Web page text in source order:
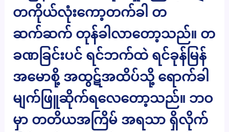
တကိုယ်လုံးကော့တက်ခါ တ
ဆက်ဆက် တုန်ခါလာတော့သည်။ တ
ခဏခြင်းပင် ရင်ဘက်ထဲ ရင်ခုန်မြန်
အမောစို့ အထွဋ်အထိပ်သို့ ရောက်ခါ
မျက်ဖြူဆိုက်ရလေတော့သည်။ ဘဝ
မှာ တတိယအကြိမ် အရသာ ရှိလိုက်